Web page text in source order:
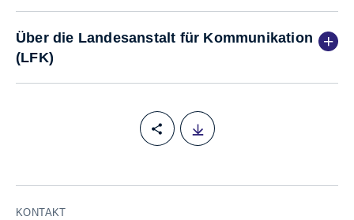
Über die Landesanstalt für Kommunikation
(LFK)
PM 12 Media Tasting 2024
KONTAKT